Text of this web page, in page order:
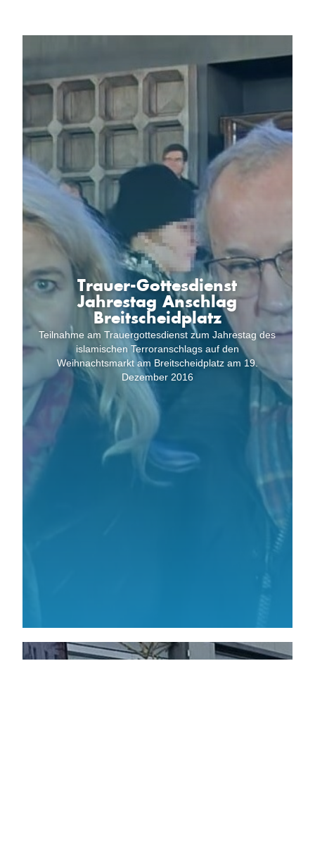
Trauer-Gottesdienst
Jahrestag Anschlag
Breitscheidplatz
Teilnahme am Trauergottesdienst zum Jahrestag des
islamischen Terroranschlags auf den
Weihnachtsmarkt am Breitscheidplatz am 19.
Dezember 2016